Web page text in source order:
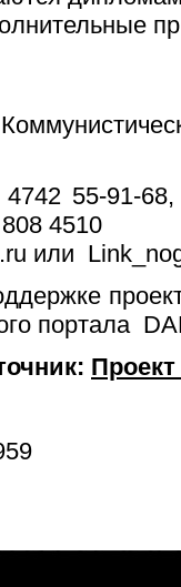
55-91-
4510
или
портала